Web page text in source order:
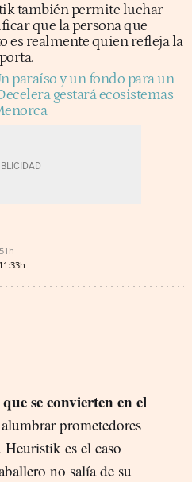
también permite luchar
que la persona que
es realmente quien refleja la
paraíso y un fondo para un
gestará ecosistemas
11:33h
se convierten en el
prometedores
es el caso
no salía de su